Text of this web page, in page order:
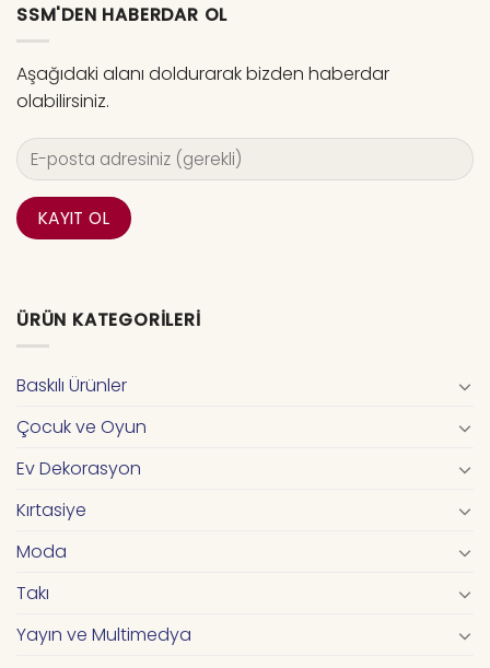
SSM'DEN HABERDAR OL
Aşağıdaki alanı doldurarak bizden haberdar
olabilirsiniz.
ÜRÜN KATEGORILERI
Baskılı Ürünler
Çocuk ve Oyun
Ev Dekorasyon
Kırtasiye
Moda
Takı
Yayın ve Multimedya